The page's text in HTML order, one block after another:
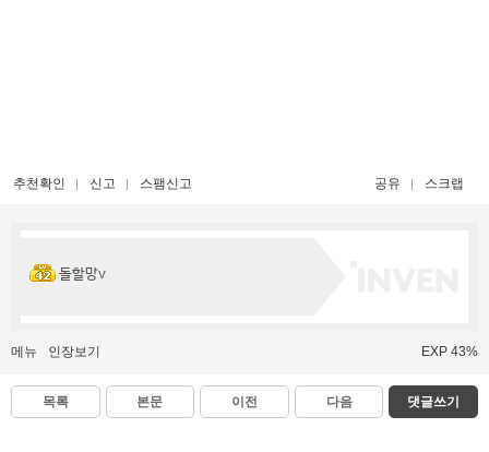
추천확인 신고 스팸신고 공유 스크랩
돌할망v
메뉴 인장보기 EXP 43%
목록 본문 이전 다음 댓글쓰기